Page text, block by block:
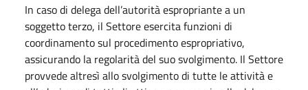
In caso di delega dell’autorità espropriante a un
soggetto terzo, il Settore esercita funzioni di
coordinamento sul procedimento espropriativo,
assicurando la regolarità del suo svolgimento. Il Settore
provvede altresì allo svolgimento di tutte le attività e